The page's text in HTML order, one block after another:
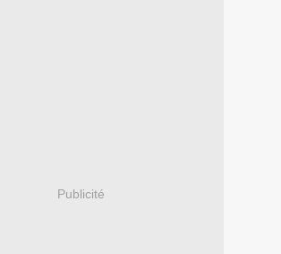
Publicité